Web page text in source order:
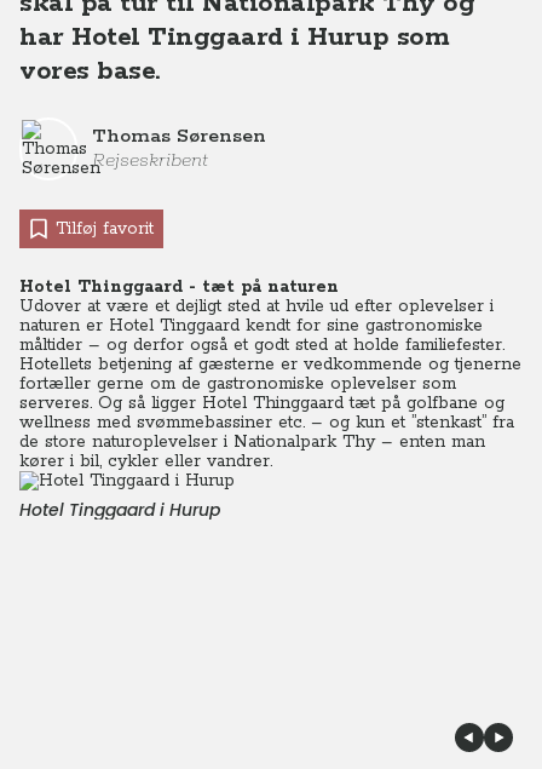
har Hotel Tinggaard i Hurup som
vores base.
Thomas Sørensen
Rejseskribent
Tilføj favorit
Hotel Thinggaard - tæt på naturen
Udover at være et dejligt sted at hvile ud efter oplevelser i
naturen er Hotel Tinggaard kendt for sine gastronomiske
måltider – og derfor også et godt sted at holde familiefester.
Hotellets betjening af gæsterne er vedkommende og tjenerne
fortæller gerne om de gastronomiske oplevelser som
serveres. Og så ligger Hotel Thinggaard tæt på golfbane og
wellness med svømmebassiner etc. – og kun et ”stenkast” fra
de store naturoplevelser i Nationalpark Thy – enten man
kører i bil, cykler eller vandrer.
Hotel Tinggaard i Hurup